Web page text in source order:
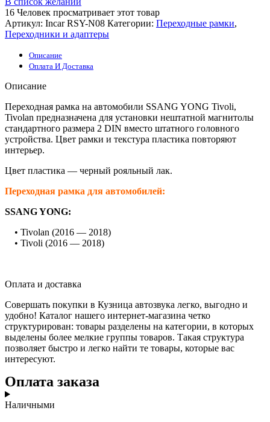
16 Человек просматривает этот товар
Артикул: Incar RSY-N08 Категории: Переходные рамки,
Переходники и адаптеры
Описание
Оплата И Доставка
Описание
Переходная рамка на автомобили SSANG YONG Tivoli,
Tivolan предназначена для установки нештатной магнитолы
стандартного размера 2 DIN вместо штатного головного
устройства. Цвет рамки и текстура пластика повторяют
интерьер.
Цвет пластика — черный рояльный лак.
Переходная рамка для автомобилей:
SSANG YONG:
• Tivolan (2016 — 2018)
• Tivoli (2016 — 2018)
Оплата и доставка
Совершать покупки в Кузница автозвука легко, выгодно и
удобно! Каталог нашего интернет-магазина четко
структурирован: товары разделены на категории, в которых
выделены более мелкие группы товаров. Такая структура
позволяет быстро и легко найти те товары, которые вас
интересуют.
Оплата заказа
Наличными